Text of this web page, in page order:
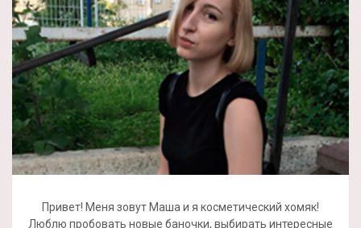
Привет! Меня зовут Маша и я косметический хомяк!
Люблю пробовать новые баночки, выбирать интересные